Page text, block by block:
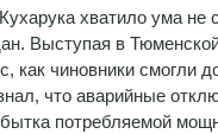
хватило ума не
Выступая в
как чиновники смогли
что аварийные
потребляемой